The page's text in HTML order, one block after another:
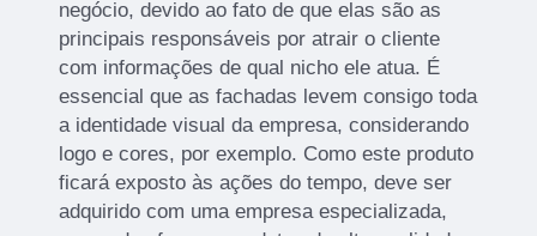
negócio, devido ao fato de que elas são as
principais responsáveis por atrair o cliente
com informações de qual nicho ele atua. É
essencial que as fachadas levem consigo toda
a identidade visual da empresa, considerando
logo e cores, por exemplo. Como este produto
ficará exposto às ações do tempo, deve ser
adquirido com uma empresa especializada,